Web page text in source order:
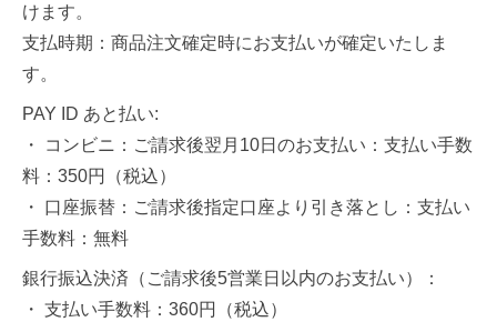
けます。
支払時期：商品注文確定時にお支払いが確定いたしま
す。
PAY ID あと払い:
・ コンビニ：ご請求後翌月10日のお支払い：支払い手数
料：350円（税込）
・ 口座振替：ご請求後指定口座より引き落とし：支払い
手数料：無料
銀行振込決済（ご請求後5営業日以内のお支払い）：
・ 支払い手数料：360円（税込）